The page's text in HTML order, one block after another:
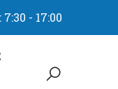
- 17:00